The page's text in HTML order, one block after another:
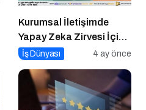
Kurumsal İletişimde
Yapay Zeka Zirvesi İçin
Geri Sayım!
İş Dünyası 4 ay önce